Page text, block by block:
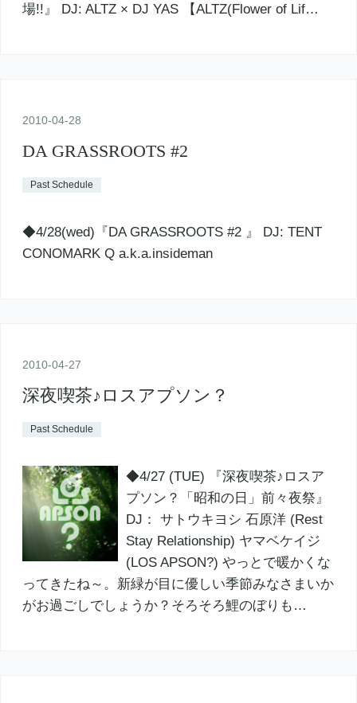
場!!』 DJ: ALTZ × DJ YAS 【ALTZ(Flower of Lif…
2010-04-28
DA GRASSROOTS #2
Past Schedule
◆4/28(wed)『DA GRASSROOTS #2 』 DJ: TENT
CONOMARK Q a.k.a.insideman
2010-04-27
深夜喫茶♪ロスアプソン？
Past Schedule
◆4/27 (TUE) 『深夜喫茶♪ロスア
プソン？「昭和の日」前々夜祭』
DJ： サトウキヨシ 石原洋 (Rest
Stay Relationship) ヤマベケイジ
(LOS APSON?) やっとで暖かくな
ってきたね～。新緑が目に優しい季節みなさまいか
がお過ごしでしょうか？そろそろ鯉のぼりも…